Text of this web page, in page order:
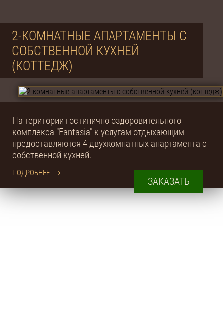
2-КОМНАТНЫЕ АПАРТАМЕНТЫ С
СОБСТВЕННОЙ КУХНЕЙ
(КОТТЕДЖ)
На територии гостинично-оздоровительного
комплекса "Fantasia" к услугам отдыхающим
предоставляются 4 двухкомнатных апартамента с
собственной кухней.
ПОДРОБНЕЕ
ЗАКАЗАТЬ